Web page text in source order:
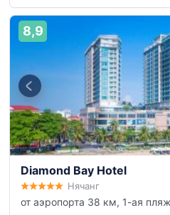
8,9
Diamond Bay Hotel
Нячанг
от аэропорта 38 км, 1-ая